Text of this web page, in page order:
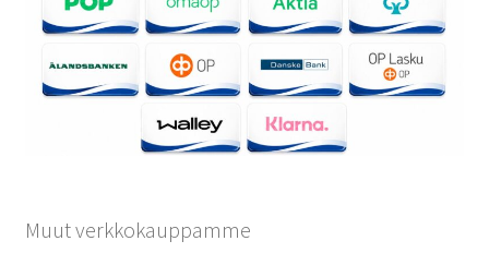
Muut verkkokauppamme